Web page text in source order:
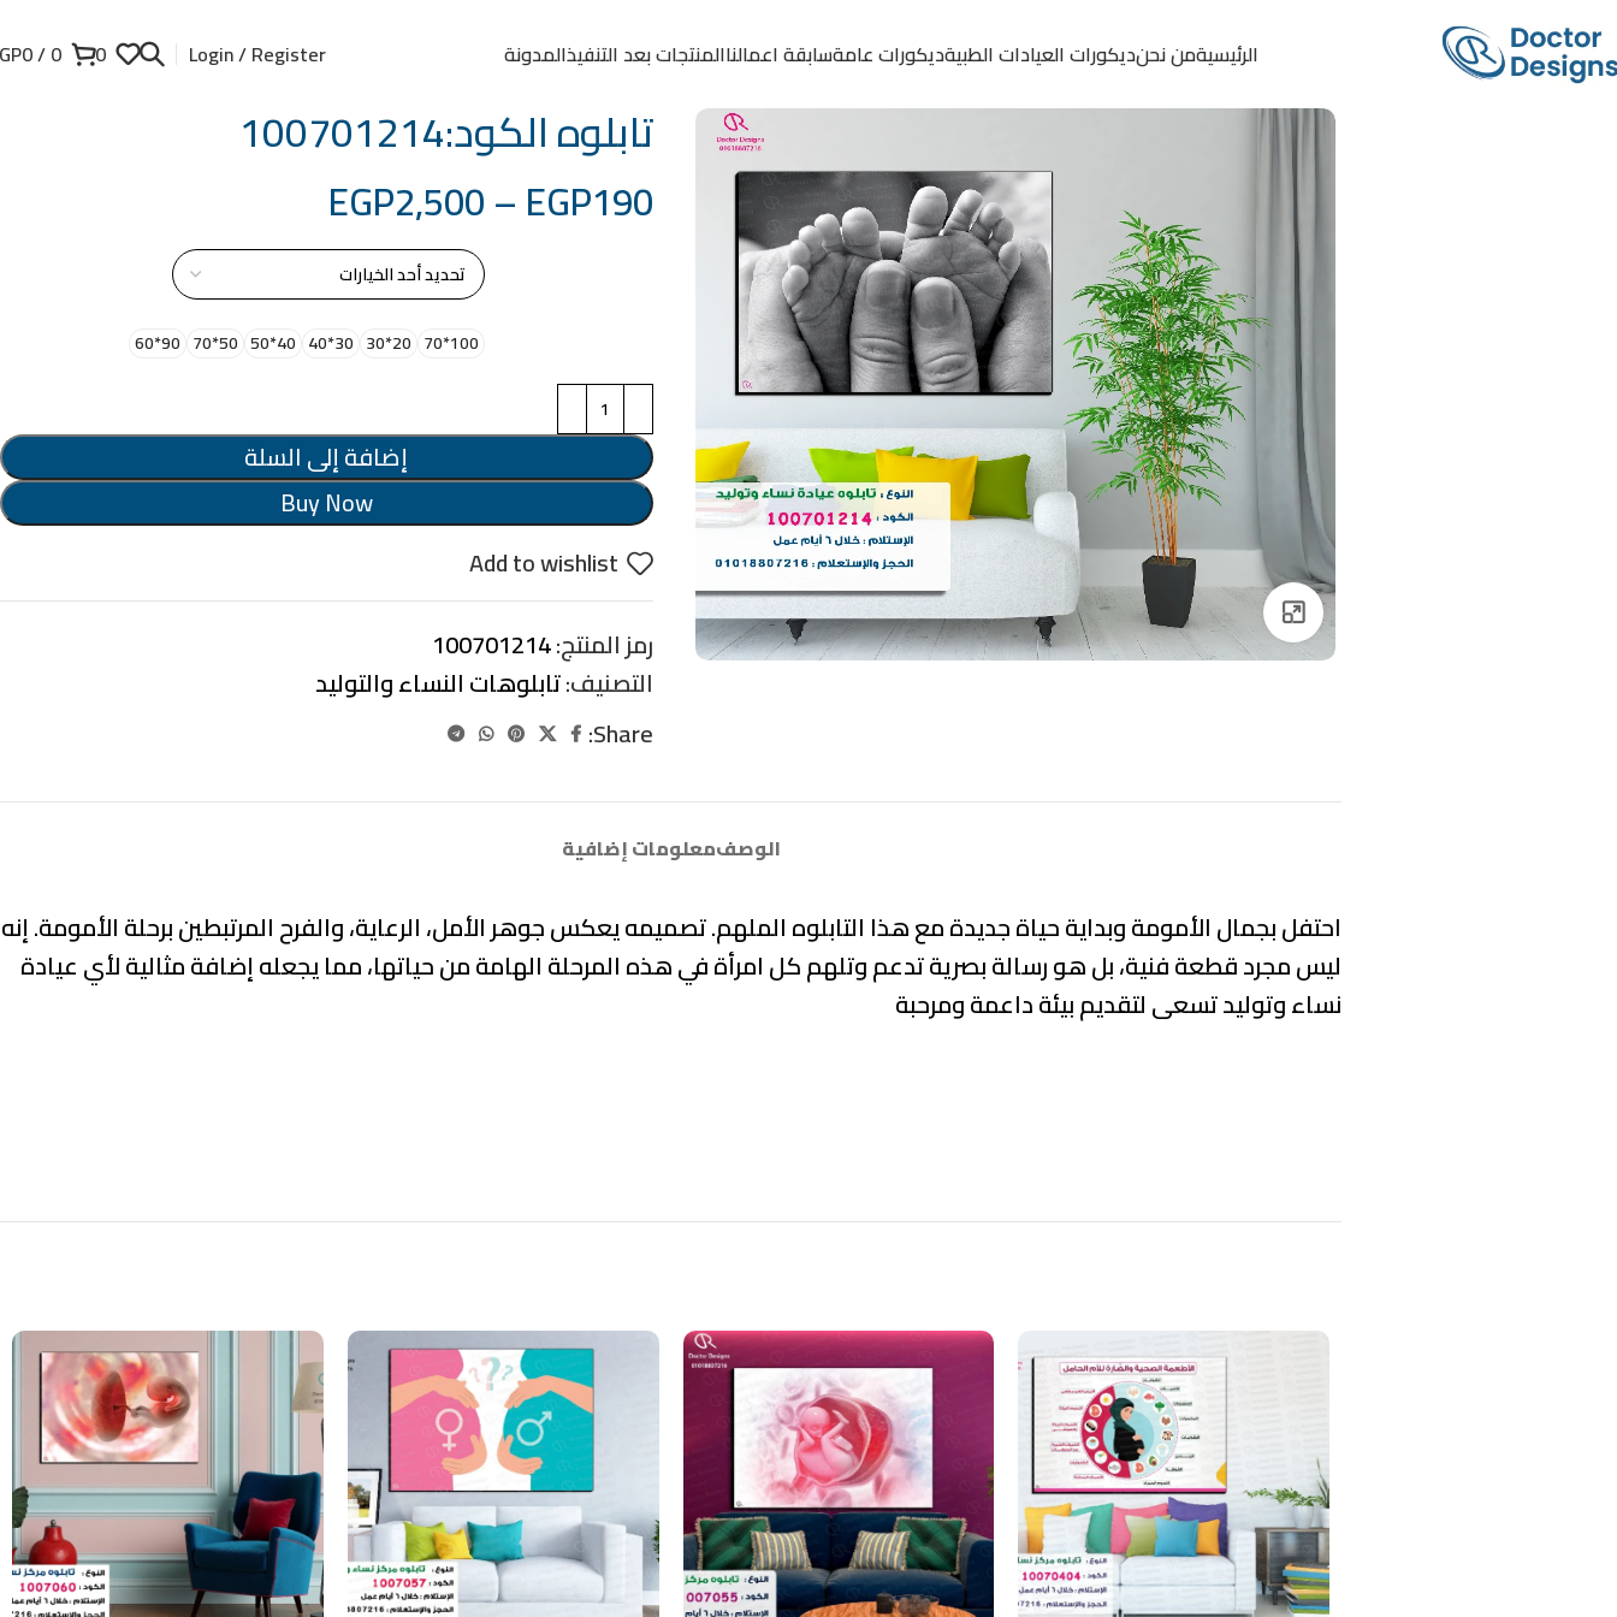
الرئيسيةمن نحنديكورات العيادات الطبيةديكورات عامةسابقة اعمالناالمنتجات بعد التنفيذالمدونة Login / Register
0
0
/
0
Click to enlarge
تابلوه الكود:100701214
EGP190
–
EGP2,500
100*70
20*30
30*40
40*50
50*70
90*60
إضافة إلى السلة
Buy Now
Add to wishlist
رمز المنتج:100701214
التصنيف:تابلوهات النساء والتوليد
Share:
الوصفمعلومات إضافية
احتفل بجمال الأمومة وبداية حياة جديدة مع هذا التابلوه الملهم. تصميمه يعكس جوهر الأمل، الرعاية، والفرح المرتبطين برحلة الأمومة. إنه
ليس مجرد قطعة فنية، بل هو رسالة بصرية تدعم وتلهم كل امرأة في هذه المرحلة الهامة من حياتها، مما يجعله إضافة مثالية لأي عيادة
نساء وتوليد تسعى لتقديم بيئة داعمة ومرحبة